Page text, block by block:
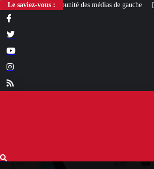
Le saviez-vous :
médias de gauche [LIVRE] L’autobiographie